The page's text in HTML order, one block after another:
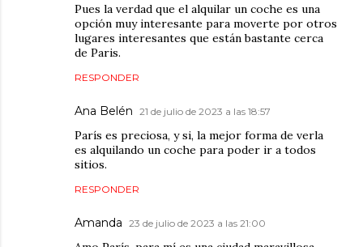
Pues la verdad que el alquilar un coche es una
opción muy interesante para moverte por otros
lugares interesantes que están bastante cerca
de Paris.
RESPONDER
Ana Belén 21 de julio de 2023 a las 18:57
París es preciosa, y si, la mejor forma de verla
es alquilando un coche para poder ir a todos
sitios.
RESPONDER
Amanda 23 de julio de 2023 a las 21:00